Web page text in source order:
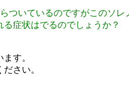
ついているのですがこのソレ
症状はでるのでしょうか？
す。
さい。